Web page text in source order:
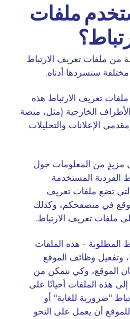
ملفات
من ملفات تعريف الارتباط
سنسردها أدناه.
تعريف الارتباط هذه
الخارجية (مثل، منصة
الإعلانات والتحليلات
مزيدٍ من المعلومات حول
الفردية المستخدمة
تضع ملفات تعريف
في متصفحكم، وكذلك
ملفات تعريف الارتباط.
المطلوبة - هذه الملفات
وتفعيل وظائف الموقع
الموقع، وكي نتمكن من
هذه الملفات أحيانًا على
"ضرورية للغاية" أو
أن يعمل على النحو